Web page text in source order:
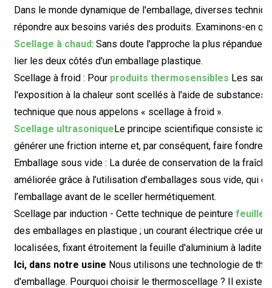
Dans le monde dynamique de l'emballage, diverses
répondre aux besoins variés des produits. Examinons-en
Scellage à chaud: Sans doute l'approche la plus
lier les deux côtés d'un emballage plastique.
Scellage à froid : Pourproduits thermosensibles Les
l'exposition à la chaleur sont scellés à l'aide de substances
technique que nous appelons « scellage à froid ».
Scellage ultrasoniqueLe principe scientifique consiste ici
générer une friction interne et, par conséquent, faire fondre
Emballage sous vide : La durée de conservation de la
améliorée grâce à l’utilisation d’emballages sous vide, qui
l’emballage avant de le sceller hermétiquement.
Scellage par induction - Cette technique de peinture feuilles
des emballages en plastique ; un courant électrique crée
localisées, fixant étroitement la feuille d'aluminium à ladite
Ici, dans notre usine Nous utilisons une technologie de
d'emballage. Pourquoi choisir le thermoscellage ? Il existe